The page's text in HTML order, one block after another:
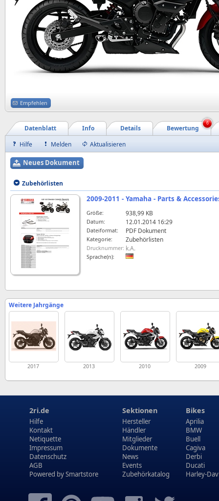
Empfehlen
Bewertung
Details
Info
Datenblatt
6
Hilfe Melden Aktualisieren
Neues Dokument
Zubehörlisten
2009-2011 - Yamaha - Parts &
Größe: 938,99 KB
Datum: 12.01.2014 16:29
Dateiformat: PDF Dokument
Kategorie: Zubehörlisten
Drucknummer: k.A.
Sprache(n):
Weitere Jahrgänge
2017 2013 2010 2009
2ri.de
Hilfe
Kontakt
Netiquette
Impressum
Datenschutz
AGB
Powered bySmartstore
Sektionen
Hersteller
Händler
Mitglieder
Dokumente
News
Events
Zubehörkatalog
Bikes
Aprilia
BMW
Buell
Cagiva
Derbi
Ducati
Harley-